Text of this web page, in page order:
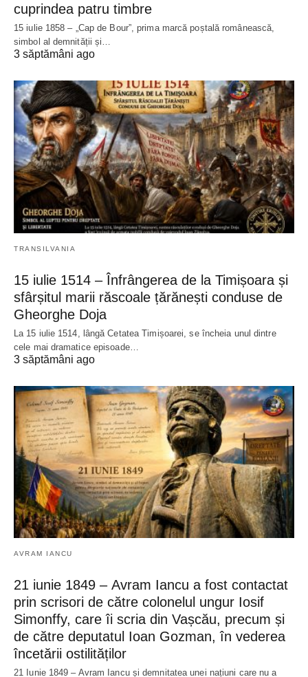
cuprindea patru timbre
15 iulie 1858 – „Cap de Bour”, prima marcă poștală românească,
simbol al demnității și…
3 săptămâni ago
TRANSILVANIA
15 iulie 1514 – Înfrângerea de la Timișoara și
sfârșitul marii răscoale țărănești conduse de
Gheorghe Doja
La 15 iulie 1514, lângă Cetatea Timișoarei, se încheia unul dintre
cele mai dramatice episoade…
3 săptămâni ago
AVRAM IANCU
21 iunie 1849 – Avram Iancu a fost contactat
prin scrisori de către colonelul ungur Iosif
Simonffy, care îi scria din Vașcău, precum și
de către deputatul Ioan Gozman, în vederea
încetării ostilităților
21 Iunie 1849 – Avram Iancu și demnitatea unei națiuni care nu a